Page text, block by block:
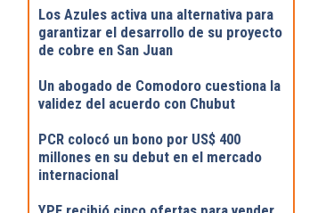
Los Azules activa una alternativa para
garantizar el desarrollo de su proyecto
de cobre en San Juan
Un abogado de Comodoro cuestiona la
validez del acuerdo con Chubut
PCR colocó un bono por US$ 400
millones en su debut en el mercado
internacional